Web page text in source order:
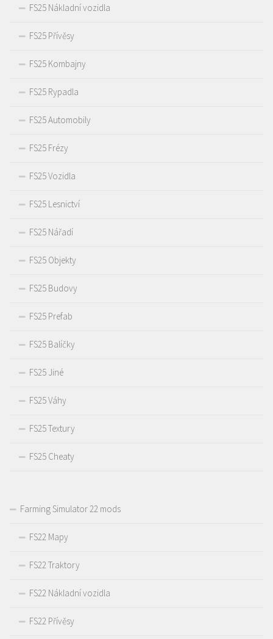
FS25 Nákladní vozidla
FS25 Přívěsy
FS25 Kombajny
FS25 Rypadla
FS25 Automobily
FS25 Frézy
FS25 Vozidla
FS25 Lesnictví
FS25 Nářadí
FS25 Objekty
FS25 Budovy
FS25 Prefab
FS25 Balíčky
FS25 Jiné
FS25 Váhy
FS25 Textury
FS25 Cheaty
Farming Simulator 22 mods
FS22 Mapy
FS22 Traktory
FS22 Nákladní vozidla
FS22 Přívěsy